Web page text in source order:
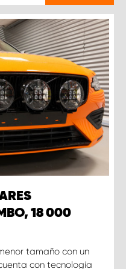
18 000
tamaño con un
con tecnología